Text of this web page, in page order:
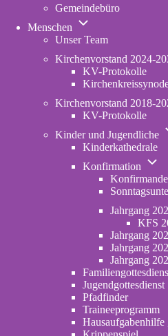
Gemeindebüro
Menschen
Unternavigation
Menschen
Unser Team
Kirchenvorstand 2024-
KV-Protokolle
Kirchenvorstand 2018-
KV-Protokolle
Kinder und Jugendliche
Kinderkathedrale
Konfirmation
Jahrgang
KFS
Jahrgang
Jahrgang
Jahrgang
Jugendgottesdienst
Pfadfinder(opens
in
new
Traineeprogramm